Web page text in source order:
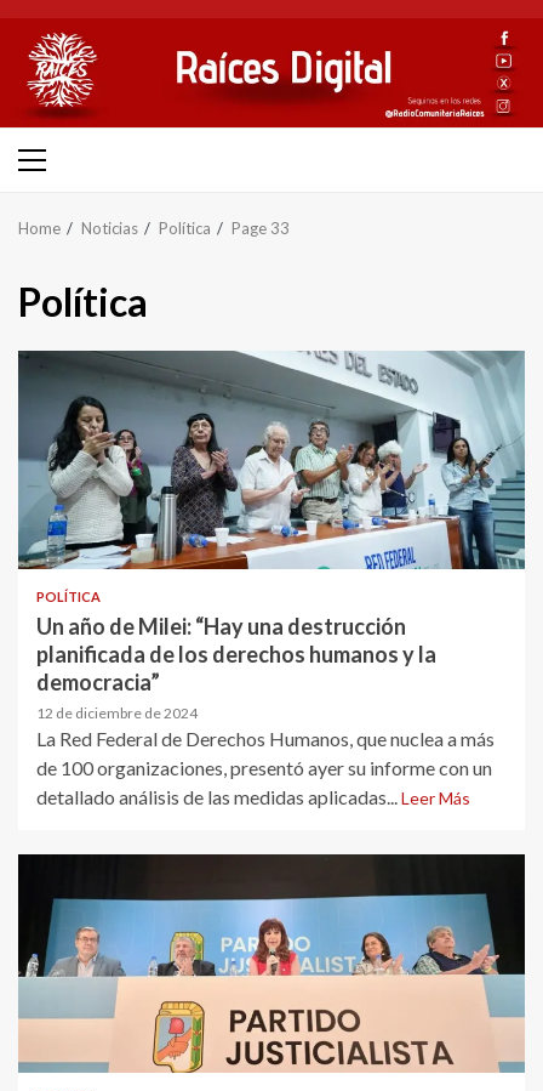
content
Primary
Home Noticias Política Page 33
Política
POLÍTICA
Un año de Milei: “Hay una destrucción
planificada de los derechos humanos y la
democracia”
12 de diciembre de 2024
La Red Federal de Derechos Humanos, que nuclea a más
de 100 organizaciones, presentó ayer su informe con un
detallado análisis de las medidas aplicadas...Leer Más